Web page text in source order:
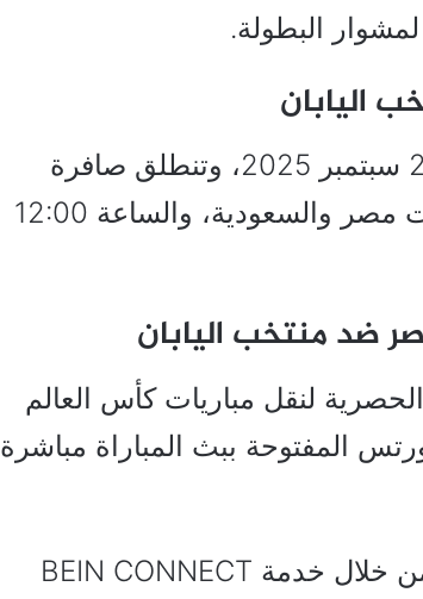
البطولة.
اليابان
تقام المباراة اليوم السبت الموافق 27 سبتمبر 2025، وتنطلق صافرة
البداية في الساعة 11:00 مساءً بتوقيت مصر والسعودية، والساعة 12:00
ضد منتخب اليابان
لنقل مباريات كأس العالم
المفتوحة ببث المباراة مباشرة
كما يمكن متابعة اللقاء عبر الإنترنت من خلال خدمة BEIN CONNECT